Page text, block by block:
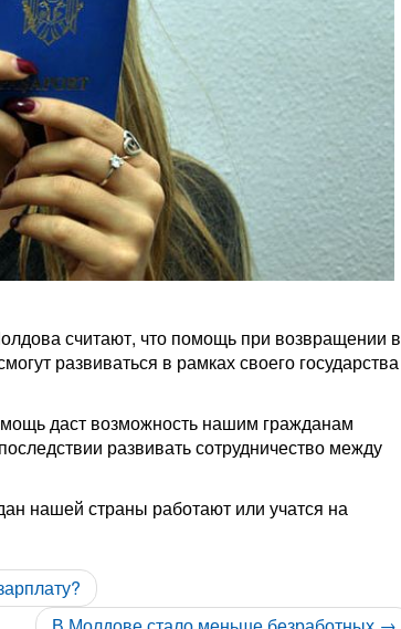
считают, что помощь при возвращении в
развиваться в рамках своего государства
даст возможность нашим гражданам
развивать сотрудничество между
нашей страны работают или учатся на